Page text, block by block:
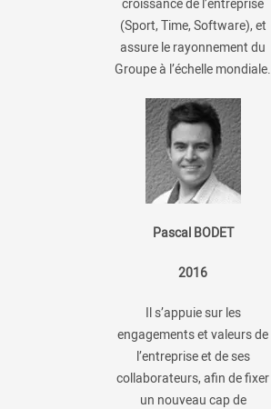
(Sport, Time, Software), et
assure le rayonnement du
Groupe à l’échelle mondiale.
Pascal BODET
2016
Il s’appuie sur les
engagements et valeurs de
l’entreprise et de ses
collaborateurs, afin de fixer
un nouveau cap de